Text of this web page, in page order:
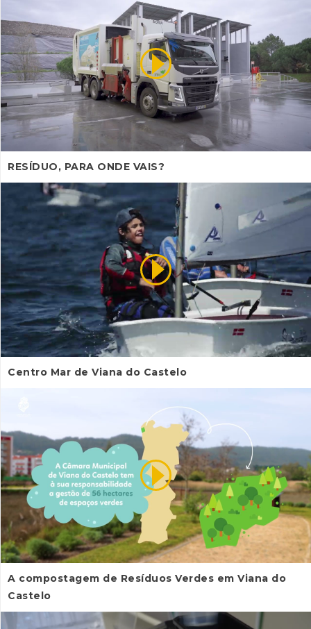
RESÍDUO, PARA ONDE VAIS?
Centro Mar de Viana do Castelo
A compostagem de Resíduos Verdes em Viana do
Castelo